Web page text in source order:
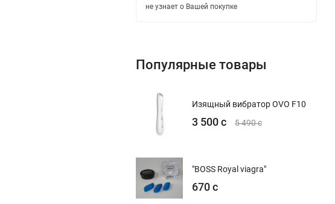
не узнает о Вашей покупке
Популярные товары
Изящный вибратор OVO F10
3 500 с 5 490 с
"BOSS Royal viagra"
670 с